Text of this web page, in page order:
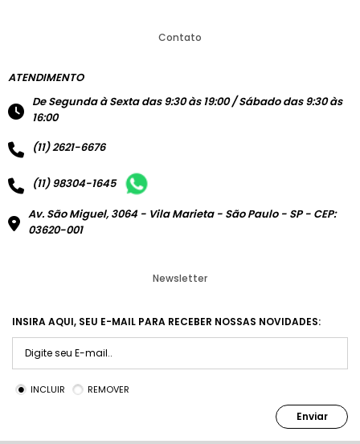
Contato
ATENDIMENTO
De Segunda à Sexta das 9:30 às 19:00 / Sábado das 9:30 às
16:00
(11) 2621-6676
(11) 98304-1645
Av. São Miguel, 3064 - Vila Marieta - São Paulo - SP - CEP:
03620-001
Newsletter
INSIRA AQUI, SEU E-MAIL PARA RECEBER NOSSAS NOVIDADES:
INCLUIR REMOVER
Enviar